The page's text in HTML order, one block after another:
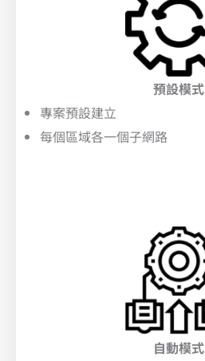
預設模式
專案預設建立
每個區域各一個子網路
自動模式